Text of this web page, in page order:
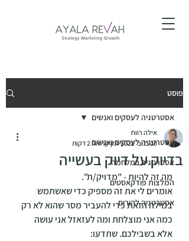
פוסט
אסטרטגיה לעסקים ואנשים
אסטרטגיה במלחמה
המלצות פודקאסטים
אסטרטגיה להורים
אסטרטגיה לעסקים ואנשים
בדיוק על דיוק בעשייה
אילה רווח
20 בנוב׳ 2021
זמן קריאה 2 דקות
מה זה להיות - "מדויק/ת".
אומרים לי את זה מספיק כדי שאשתמש
במילה הזאת כדי להעביר מסר שהוא לא רק
כמה אני מוצלחת ומה לעזאזל אני עושה
אלא בשבילכם. שתדעו: